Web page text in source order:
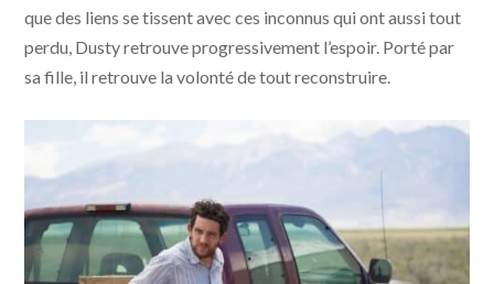
que des liens se tissent avec ces inconnus qui ont aussi tout
perdu, Dusty retrouve progressivement l’espoir. Porté par
sa fille, il retrouve la volonté de tout reconstruire.